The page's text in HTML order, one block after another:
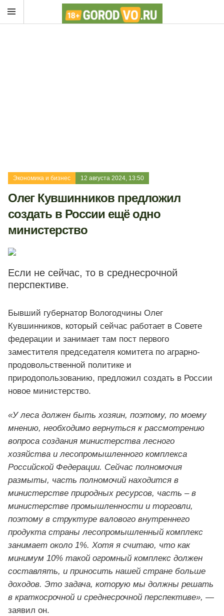
Экономика и бизнес 12 августа 2024, 13:50
Олег Кувшинников предложил
создать в России ещё одно
министерство
Если не сейчас, то в среднесрочной
перспективе.
Бывший губернатор Вологодчины Олег
Кувшинников, который сейчас работает в Совете
федерации и занимает там пост первого
заместителя председателя комитета по аграрно-
продовольственной политике и
природопользованию, предложил создать в России
новое министерство.
«У леса должен быть хозяин, поэтому, по моему
мнению, необходимо вернуться к рассмотрению
вопроса создания министерства лесного
хозяйства и лесопромышленного комплекса
Российской Федерации. Сейчас полномочия
размыты, часть полномочий находится в
министерстве природных ресурсов, часть – в
министерстве промышленности и торговли,
поэтому в структуре валового внутреннего
продукта страны лесопромышленный комплекс
занимает около 1%. Хотя я считаю, что как
минимум 10% такой огромный комплекс должен
составлять, и приносить нашей стране больше
доходов. Это задача, которую мы должны решать
в краткосрочной и среднесрочной перспективе», —
заявил он.